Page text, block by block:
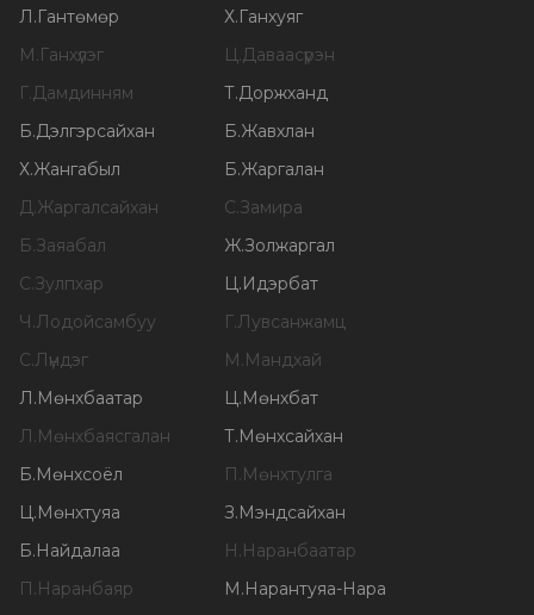
Л.Гантөмөр Х.Ганхуяг
М.Ганхүлэг Ц.Даваасүрэн
Г.Дамдинням Т.Доржханд
Б.Дэлгэрсайхан Б.Жавхлан
Х.Жангабыл Б.Жаргалан
Д.Жаргалсайхан С.Замира
Б.Заяабал Ж.Золжаргал
С.Зулпхар Ц.Идэрбат
Ч.Лодойсамбуу Г.Лувсанжамц
С.Лүндэг М.Мандхай
Л.Мөнхбаатар Ц.Мөнхбат
Л.Мөнхбаясгалан Т.Мөнхсайхан
Б.Мөнхсоёл П.Мөнхтулга
Ц.Мөнхтуяа З.Мэндсайхан
Б.Найдалаа Н.Наранбаатар
П.Наранбаяр М.Нарантуяа-Нара